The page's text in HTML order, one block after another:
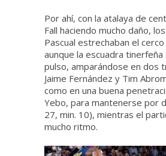
Por ahí, con la atalaya de
Fall haciendo mucho daño,
Pascual estrechaban el
aunque la escuadra
pulso, amparándose en dos
Jaime Fernández y Tim
como en una buena
Yebo, para mantenerse por
27, min. 10), mientras el
mucho ritmo.